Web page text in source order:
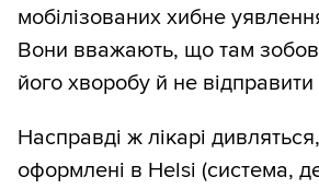
мобілізованих хибне
Вони вважають, що там
його хворобу й не
Насправді ж лікарі
оформлені в Helsi (система,